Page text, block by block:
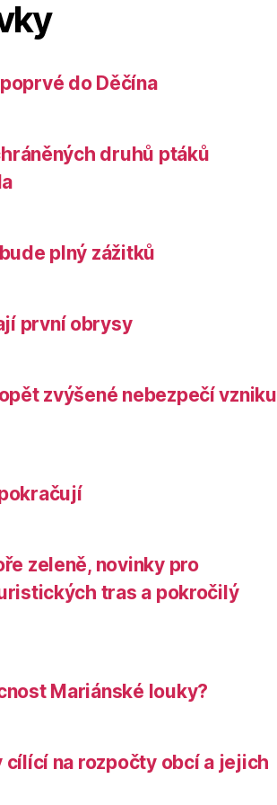
do Děčína
druhů ptáků
plný zážitků
první obrysy
zvýšené nebezpečí vzniku
zeleně, novinky pro
tras a pokročilý
Mariánské louky?
na rozpočty obcí a jejich